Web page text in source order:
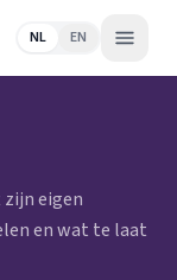
NL EN
eigen
en wat te laat